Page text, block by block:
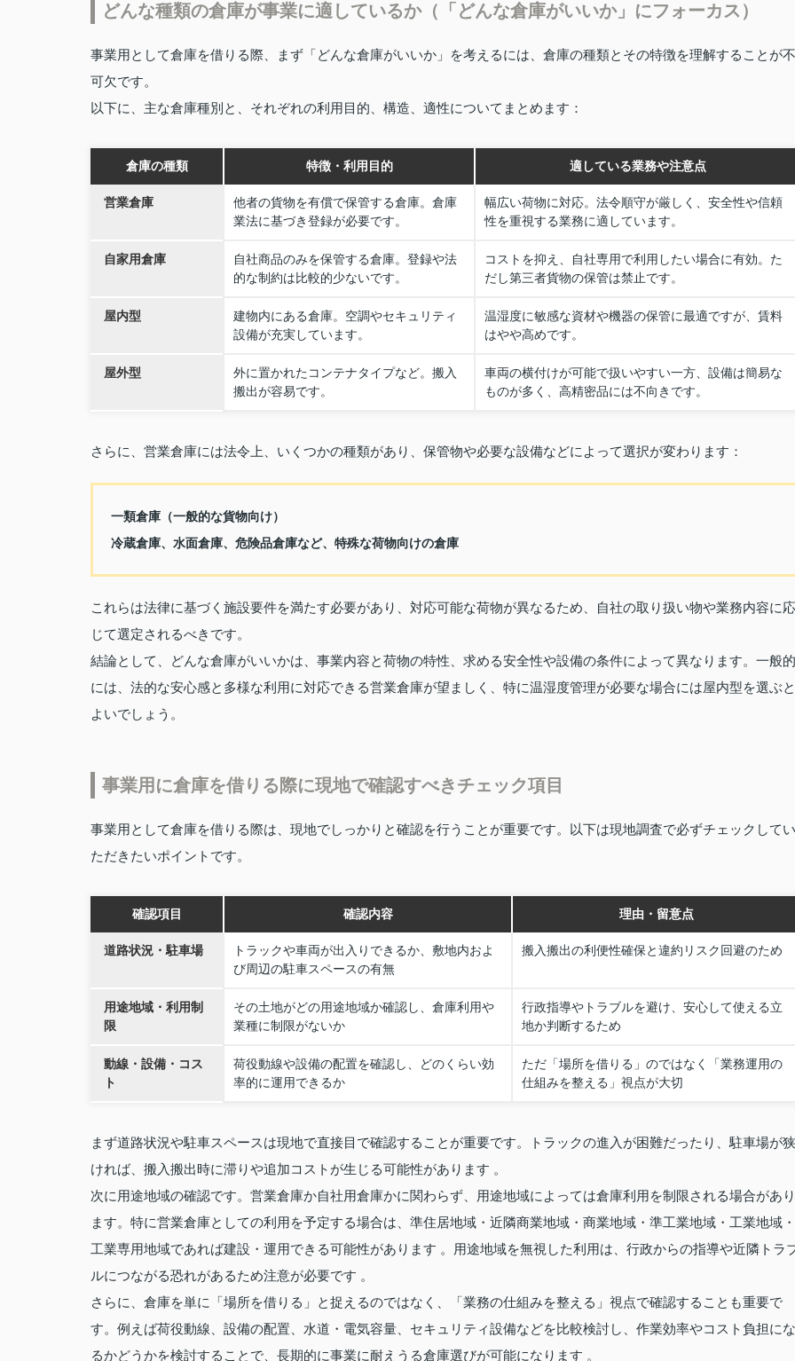
どんな種類の倉庫が事業に適しているか（「どんな倉庫がいいか」にフォーカス）
事業用として倉庫を借りる際、まず「どんな倉庫がいいか」を考えるには、倉庫の種類とその特徴を理解することが不
可欠です。
以下に、主な倉庫種別と、それぞれの利用目的、構造、適性についてまとめます：
倉庫の種類 特徴・利用目的 適している業務や注意点
営業倉庫
他者の貨物を有償で保管する倉庫。倉庫
業法に基づき登録が必要です。
幅広い荷物に対応。法令順守が厳しく、安全性や信頼
性を重視する業務に適しています。
自家用倉庫
自社商品のみを保管する倉庫。登録や法
的な制約は比較的少ないです。
コストを抑え、自社専用で利用したい場合に有効。た
だし第三者貨物の保管は禁止です。
屋内型
建物内にある倉庫。空調やセキュリティ
設備が充実しています。
温湿度に敏感な資材や機器の保管に最適ですが、賃料
はやや高めです。
屋外型
外に置かれたコンテナタイプなど。搬入
搬出が容易です。
車両の横付けが可能で扱いやすい一方、設備は簡易な
ものが多く、高精密品には不向きです。
さらに、営業倉庫には法令上、いくつかの種類があり、保管物や必要な設備などによって選択が変わります：
一類倉庫（一般的な貨物向け）
冷蔵倉庫、水面倉庫、危険品倉庫など、特殊な荷物向けの倉庫
これらは法律に基づく施設要件を満たす必要があり、対応可能な荷物が異なるため、自社の取り扱い物や業務内容に応
じて選定されるべきです。
結論として、どんな倉庫がいいかは、事業内容と荷物の特性、求める安全性や設備の条件によって異なります。一般的
には、法的な安心感と多様な利用に対応できる営業倉庫が望ましく、特に温湿度管理が必要な場合には屋内型を選ぶと
よいでしょう。
事業用に倉庫を借りる際に現地で確認すべきチェック項目
事業用として倉庫を借りる際は、現地でしっかりと確認を行うことが重要です。以下は現地調査で必ずチェックしてい
ただきたいポイントです。
確認項目 確認内容 理由・留意点
道路状況・駐車場
トラックや車両が出入りできるか、敷地内およ
び周辺の駐車スペースの有無
搬入搬出の利便性確保と違約リスク回避のため
用途地域・利用制
限
その土地がどの用途地域か確認し、倉庫利用や
業種に制限がないか
行政指導やトラブルを避け、安心して使える立
地か判断するため
動線・設備・コス
ト
荷役動線や設備の配置を確認し、どのくらい効
率的に運用できるか
ただ「場所を借りる」のではなく「業務運用の
仕組みを整える」視点が大切
まず道路状況や駐車スペースは現地で直接目で確認することが重要です。トラックの進入が困難だったり、駐車場が狭
ければ、搬入搬出時に滞りや追加コストが生じる可能性があります 。
次に用途地域の確認です。営業倉庫か自社用倉庫かに関わらず、用途地域によっては倉庫利用を制限される場合があり
ます。特に営業倉庫としての利用を予定する場合は、準住居地域・近隣商業地域・商業地域・準工業地域・工業地域・
工業専用地域であれば建設・運用できる可能性があります 。用途地域を無視した利用は、行政からの指導や近隣トラ
ルにつながる恐れがあるため注意が必要です 。
さらに、倉庫を単に「場所を借りる」と捉えるのではなく、「業務の仕組みを整える」視点で確認することも重要で
す。例えば荷役動線、設備の配置、水道・電気容量、セキュリティ設備などを比較検討し、作業効率やコスト負担にな
るかどうかを検討することで、長期的に事業に耐えうる倉庫選びが可能になります 。